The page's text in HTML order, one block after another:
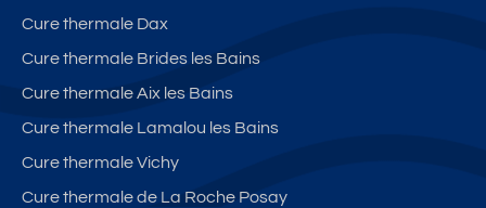
Cure thermale Dax
Cure thermale Brides les Bains
Cure thermale Aix les Bains
Cure thermale Lamalou les Bains
Cure thermale Vichy
Cure thermale de La Roche Posay